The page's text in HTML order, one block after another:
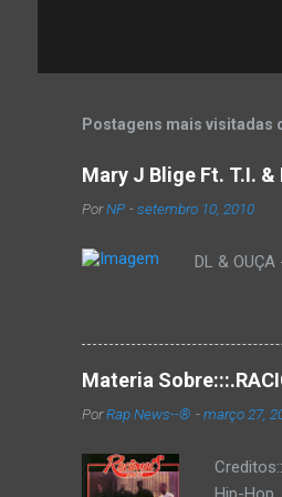
Postagens mais visitadas
Mary J Blige Ft. T.I. &
PorNP -setembro 10, 2010
DL &
Materia
PorRap News--® -março 27,